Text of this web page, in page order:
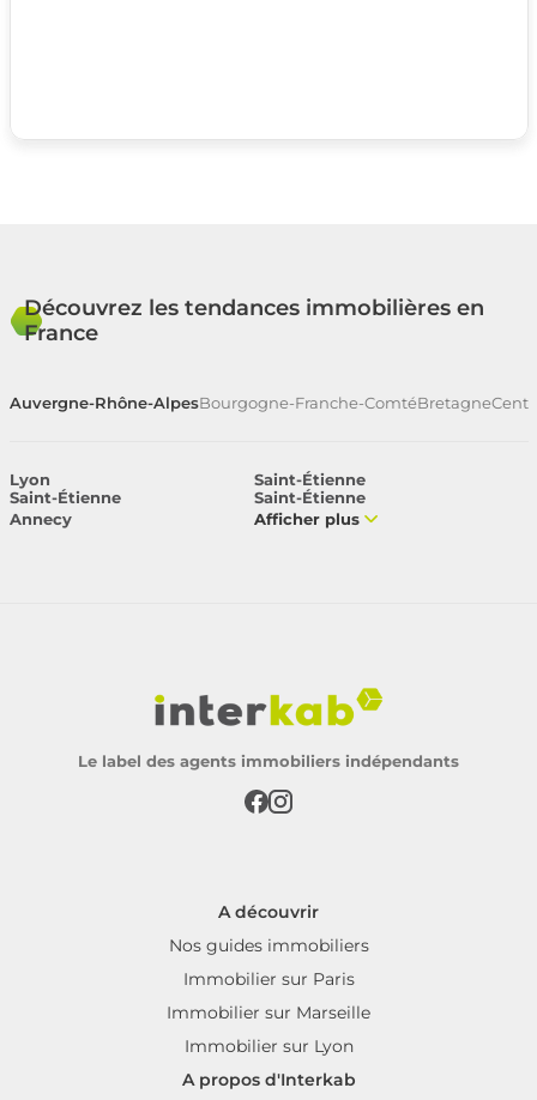
Découvrez les tendances immobilières en
France
Auvergne-Rhône-AlpesBourgogne-Franche-ComtéBretagne
Lyon
Saint-Étienne
Saint-Étienne
Saint-Étienne
Annecy
Afficher plus
Le label des agents immobiliers indépendants
A découvrir
Nos guides immobiliers
Immobilier sur Paris
Immobilier sur Marseille
Immobilier sur Lyon
A propos d'Interkab